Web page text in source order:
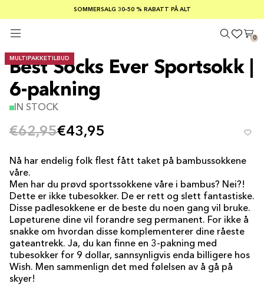
SOMMERSALG 30–50 % RABATT PÅ ALT
GRATIS FRAKT PÅ ORDRE OVER €100
TRYGGE BETALINGER MED KLARNA
0
MULTIPAKKETILBUD
Best Socks Ever Sportsokk |
6-pakning
IN STOCK
€62,95€43,95
Nå har endelig folk flest fått taket på bambussokkene
våre.
Men har du prøvd sportssokkene våre i bambus? Nei?!
Dette er ikke tubesokker. De er rett og slett fantastiske.
Disse padlesokkene er de beste du noen gang vil bruke.
Løpeturene dine vil forandre seg permanent. For ikke å
snakke om hvordan disse komplementerer dine råeste
gateantrekk. Ja, du kan finne en 3-pakning med
tubesokker for 9 dollar, sannsynligvis enda billigere hos
Wish. Men sammenlign det med følelsen av å gå på
skyer!